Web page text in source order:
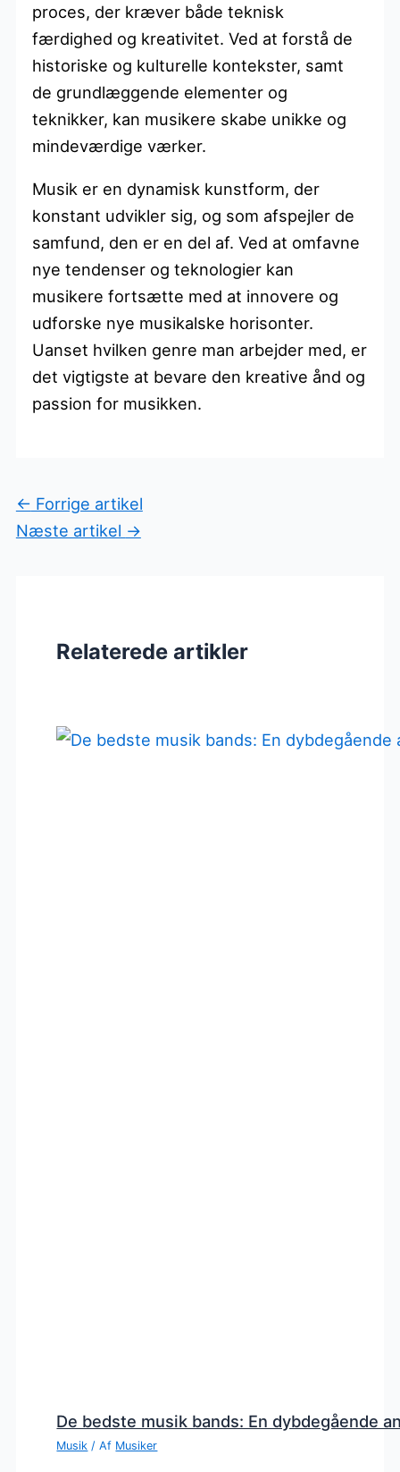
proces, der kræver både teknisk
færdighed og kreativitet. Ved at forstå de
historiske og kulturelle kontekster, samt
de grundlæggende elementer og
teknikker, kan musikere skabe unikke og
mindeværdige værker.
Musik er en dynamisk kunstform, der
konstant udvikler sig, og som afspejler de
samfund, den er en del af. Ved at omfavne
nye tendenser og teknologier kan
musikere fortsætte med at innovere og
udforske nye musikalske horisonter.
Uanset hvilken genre man arbejder med, er
det vigtigste at bevare den kreative ånd og
passion for musikken.
← Forrige artikel
Næste artikel →
Relaterede artikler
De bedste musik bands: En dybdegående
Musik / Af Musiker